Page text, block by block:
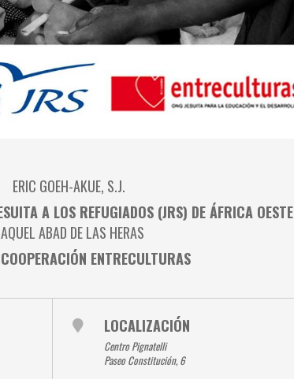
ERIC GOEH-AKUE, S.J.
A LOS REFUGIADOS (JRS) DE ÁFRICA OESTE
ABAD DE LAS HERAS
ENTRECULTURAS
LOCALIZACIÓN
Centro Pignatelli
Paseo Constitución, 6